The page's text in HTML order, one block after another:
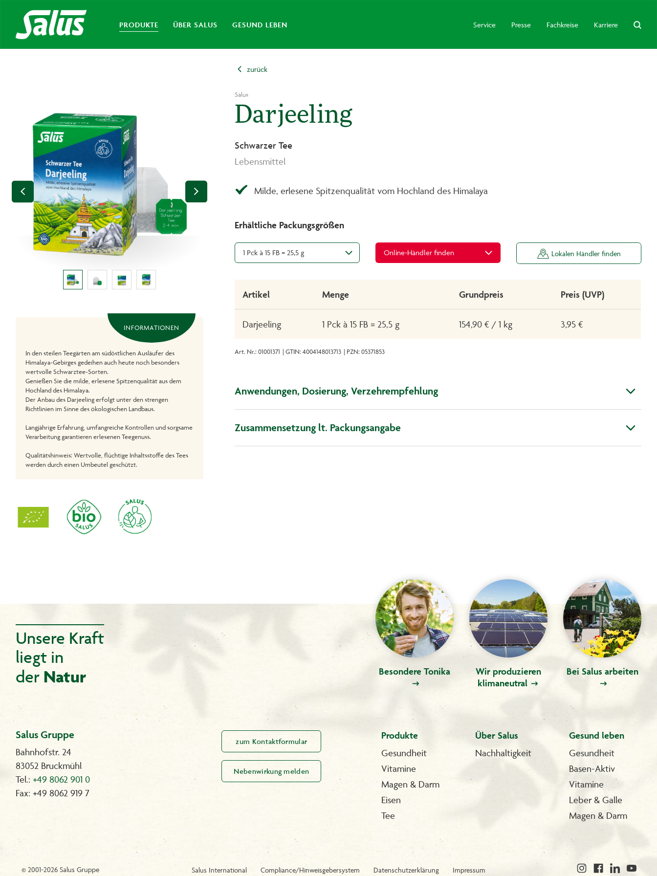
PRODUKTE ÜBER SALUS GESUND LEBEN Service Presse Fachkreise Karriere
zurück
INFORMATIONEN
In den steilen Teegärten am südöstlichen Ausläufer des
Himalaya-Gebirges gedeihen auch heute noch besonders
wertvolle Schwarztee-Sorten.
Genießen Sie die milde, erlesene Spitzenqualität aus dem
Hochland des Himalaya.
Der Anbau des Darjeeling erfolgt unter den strengen
Richtlinien im Sinne des ökologischen Landbaus.
Langjährige Erfahrung, umfangreiche Kontrollen und sorgsame
Verarbeitung garantieren erlesenen Teegenuss.
Qualitätshinweis: Wertvolle, flüchtige Inhaltsstoffe des Tees
werden durch einen Umbeutel geschützt.
Salus
Darjeeling
Schwarzer Tee
Lebensmittel
Milde, erlesene Spitzenqualität vom Hochland des Himalaya
Erhältliche Packungsgrößen
1 Pck à 15 FB = 25,5 g Online-Händler finden Lokalen Händler finden
Artikel Menge Grundpreis Preis (UVP)
Darjeeling 1 Pck à 15 FB = 25,5 g 154,90 € / 1 kg 3,95 €
Art. Nr.: 01001371 | GTIN: 4004148013713 | PZN: 05371853
Anwendungen, Dosierung, Verzehrempfehlung
Zusammensetzung lt. Packungsangabe
Besondere Tonika
Wir produzieren
klimaneutral
Bei Salus arbeiten
Unsere Kraft
liegt in
der Natur
Salus Gruppe
Bahnhofstr. 24
83052 Bruckmühl
Tel.: +49 8062 901 0
Fax: +49 8062 919 7
zum Kontaktformular
Nebenwirkung melden
Produkte
Gesundheit
Vitamine
Magen & Darm
Eisen
Tee
Über Salus
Nachhaltigkeit
Gesund leben
Gesundheit
Basen-Aktiv
Vitamine
Leber & Galle
Magen & Darm
© 2001-2026 Salus Gruppe Salus International Compliance/Hinweisgebersystem Datenschutzerklärung Impressum